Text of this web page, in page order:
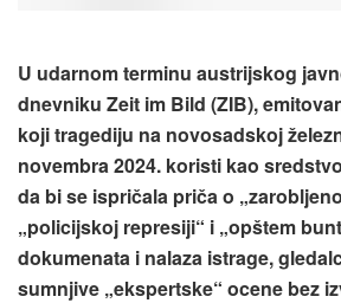
U udarnom terminu austrijskog
dnevniku Zeit im Bild (ZIB),
koji tragediju na novosadskoj
novembra 2024. koristi kao
da bi se ispričala priča o
„policijskoj represiji“ i „opštem
dokumenata i nalaza istrage,
sumnjive „ekspertske“ ocene bez